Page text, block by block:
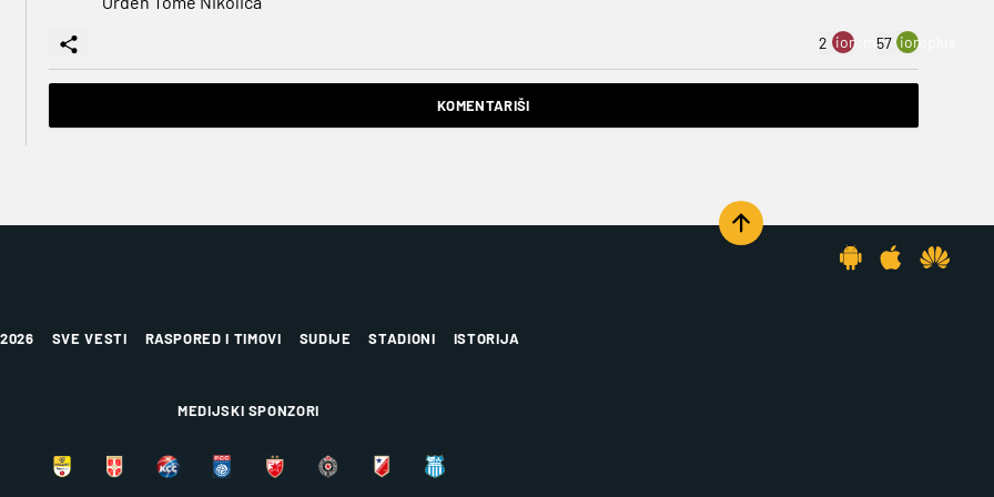
2 ion:minus
57 ion:plus
KOMENTARIŠI
SVE VESTI RASPORED I TIMOVI SUDIJE STADIONI ISTORIJA
MEDIJSKI SPONZORI